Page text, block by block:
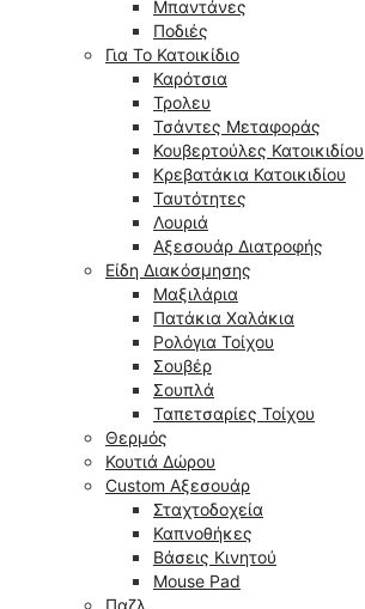
Μπαντάνες
Ποδιές
Για Το Κατοικίδιο
Καρότσια
Τρολευ
Τσάντες Μεταφοράς
Κουβερτούλες Κατοικιδίου
Κρεβατάκια Κατοικιδίου
Ταυτότητες
Λουριά
Αξεσουάρ Διατροφής
Είδη Διακόσμησης
Μαξιλάρια
Πατάκια Χαλάκια
Ρολόγια Τοίχου
Σουβέρ
Σουπλά
Ταπετσαρίες Τοίχου
Θερμός
Κουτιά Δώρου
Custom Αξεσουάρ
Σταχτοδοχεία
Καπνοθήκες
Βάσεις Κινητού
Mouse Pad
Παζλ